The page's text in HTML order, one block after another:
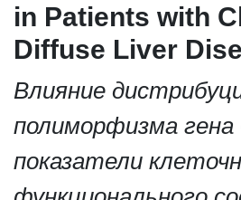
in Patients with
Diffuse Liver
Влияние
полиморфизма гена
показатели